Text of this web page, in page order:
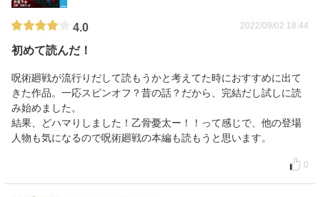
4.0 2022/09/02 18:44
初めて読んだ！
呪術廻戦が流行りだして読もうかと考えてた時におすすめに出て
きた作品。一応スピンオフ？昔の話？だから、完結だし試しに読
み始めました。
結果、どハマりしました！乙骨憂太ー！！って感じで、他の登場
人物も気になるので呪術廻戦の本編も読もうと思います。
0